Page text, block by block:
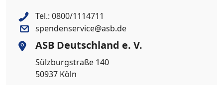
Tel.: 0800/1114711
spendenservice@asb.de
ASB Deutschland e. V.
Sülzburgstraße 140
50937 Köln